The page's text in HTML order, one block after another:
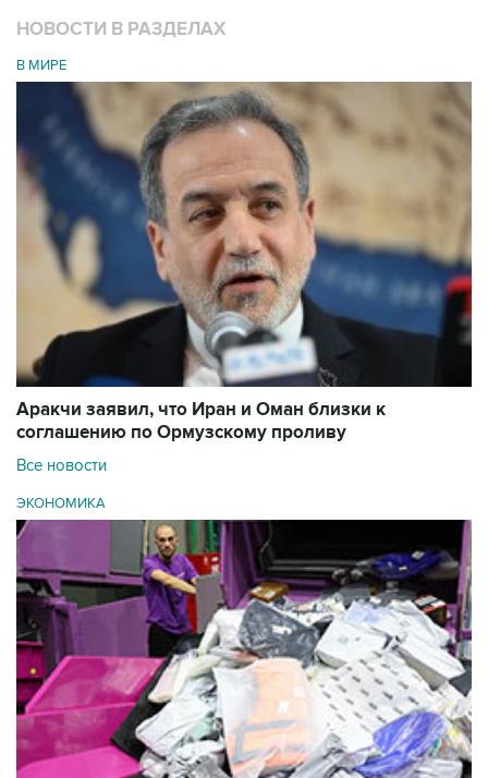
НОВОСТИ В РАЗДЕЛАХ
В МИРЕ
Аракчи заявил, что Иран и Оман близки к
соглашению по Ормузскому проливу
Все новости
ЭКОНОМИКА